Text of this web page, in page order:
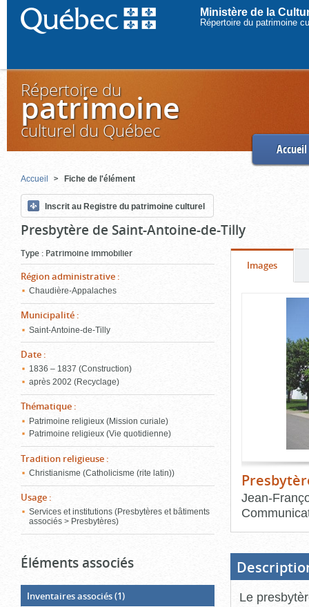
Ministère de la
Répertoire du patrimoine
Répertoire du
patrimoine
culturel du Québec
Accueil
Accueil Fiche de l'élément
Inscrit au Registre du patrimoine culturel
Presbytère de Saint-Antoine-de-Tilly
Type : Patrimoine immobilier
Région administrative :
Chaudière-Appalaches
Municipalité :
Saint-Antoine-de-Tilly
Date :
1836 – 1837 (Construction)
après 2002 (Recyclage)
Thématique :
Patrimoine religieux (Mission curiale)
Patrimoine religieux (Vie quotidienne)
Tradition religieuse :
Christianisme (Catholicisme (rite latin))
Usage :
Services et institutions (Presbytères et bâtiments
associés > Presbytères)
Éléments associés
Inventaires associés(1)
Onglet
Images(cliquer
pour
Contenu
Jean-
bloc
d'onglets
Le